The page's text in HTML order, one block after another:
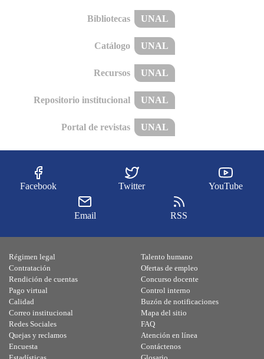
Bibliotecas UNAL
Catálogo UNAL
Recursos UNAL
Repositorio institucional UNAL
Portal de revistas UNAL
Facebook Twitter YouTube
Email RSS
Régimen legal
Contratación
Rendición de cuentas
Pago virtual
Calidad
Talento humano
Ofertas de empleo
Concurso docente
Control interno
Buzón de notificaciones
Correo institucional
Redes Sociales
Quejas y reclamos
Encuesta
Mapa del sitio
FAQ
Atención en línea
Contáctenos